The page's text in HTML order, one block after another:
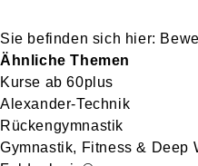
Ähnliche Themen
Kurse ab 60plus
Alexander-Technik
Rückengymnastik
Gymnastik, Fitness & Deep